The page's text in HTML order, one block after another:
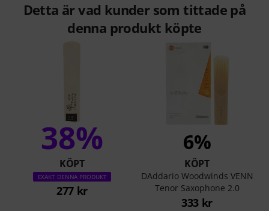
Detta är vad kunder som tittade på
denna produkt köpte
38%
KÖPT
EXAKT DENNA PRODUKT
277 kr
6%
KÖPT
DAddario Woodwinds VENN
Tenor Saxophone 2.0
333 kr